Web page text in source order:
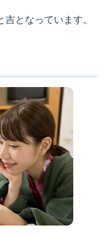
となっています。